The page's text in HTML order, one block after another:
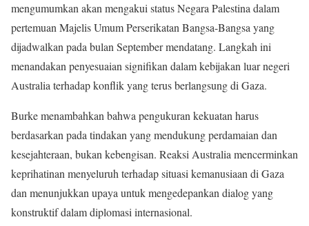
mengumumkan akan mengakui status Negara Palestina dalam
pertemuan Majelis Umum Perserikatan Bangsa-Bangsa yang
dijadwalkan pada bulan September mendatang. Langkah ini
menandakan penyesuaian signifikan dalam kebijakan luar negeri
Australia terhadap konflik yang terus berlangsung di Gaza.
Burke menambahkan bahwa pengukuran kekuatan harus
berdasarkan pada tindakan yang mendukung perdamaian dan
kesejahteraan, bukan kebengisan. Reaksi Australia mencerminkan
keprihatinan menyeluruh terhadap situasi kemanusiaan di Gaza
dan menunjukkan upaya untuk mengedepankan dialog yang
konstruktif dalam diplomasi internasional.